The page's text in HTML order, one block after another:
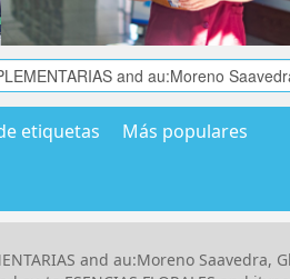
etiquetas Más populares
and au:Moreno Saavedra,